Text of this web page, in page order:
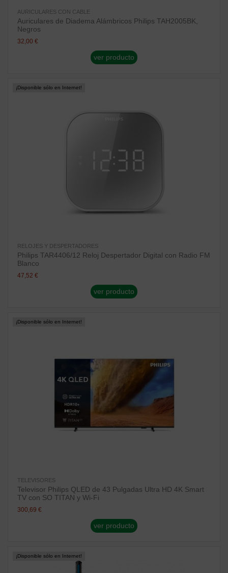
AURICULARES CON CABLE
Auriculares de Diadema Alámbricos Philips TAH2005BK,
Negros
32,00 €
ver producto
¡Disponible sólo en Internet!
RELOJES Y DESPERTADORES
Philips TAR4406/12 Reloj Despertador Digital con Radio FM
Blanco
47,52 €
ver producto
¡Disponible sólo en Internet!
TELEVISORES
Televisor Philips QLED de 43 Pulgadas Ultra HD 4K Smart
TV con SO TITAN y Wi-Fi
300,69 €
ver producto
¡Disponible sólo en Internet!